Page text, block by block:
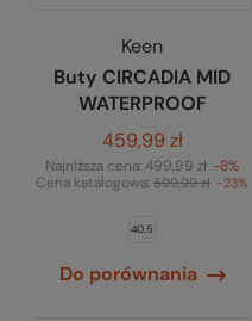
Keen
Buty CIRCADIA MID
WATERPROOF
459,99 zł
Najniższa cena:499,99 zł -8%
Cena katalogowa: 599,99 zł -23%
40.5
Do porównania